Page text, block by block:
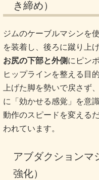
き締め）
ジムのケーブルマシンを
を装着し、後ろに蹴り上
お尻の下部と外側 にピン
ヒップラインを整える目
上げた脚を勢いで戻さず
に「効かせる感覚」を意
動作のスピードを変える
われています。
アブダクションマ
強化）